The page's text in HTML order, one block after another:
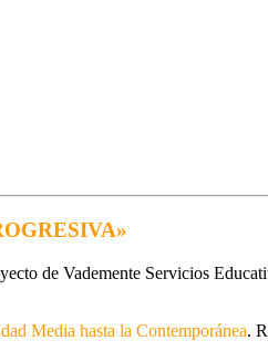
de Vademente Servicios
Media hasta la Contemporánea.